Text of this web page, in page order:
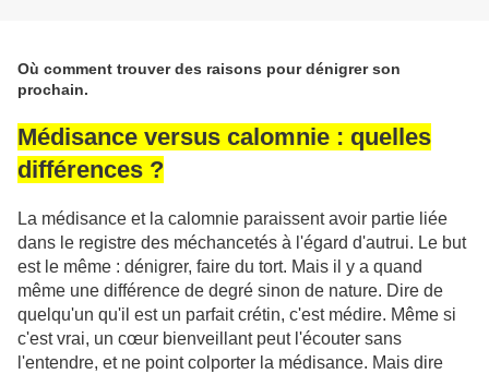
Où comment trouver des raisons pour dénigrer son
prochain.
Médisance versus calomnie : quelles
différences ?
La médisance et la calomnie paraissent avoir partie liée
dans le registre des méchancetés à l'égard d'autrui. Le but
est le même : dénigrer, faire du tort. Mais il y a quand
même une différence de degré sinon de nature. Dire de
quelqu'un qu'il est un parfait crétin, c'est médire. Même si
c'est vrai, un cœur bienveillant peut l'écouter sans
l'entendre, et ne point colporter la médisance. Mais dire